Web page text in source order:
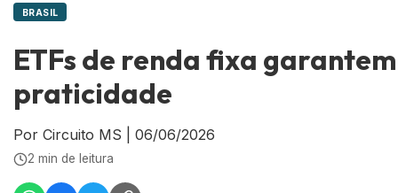
BRASIL
ETFs de renda fixa
praticidade
Por Circuito MS 06/06/2026
2 min de leitura